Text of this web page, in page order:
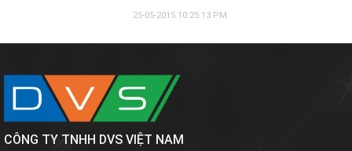
25-05-2015 10:25:13 PM
CÔNG TY TNHH DVS VIỆT NAM